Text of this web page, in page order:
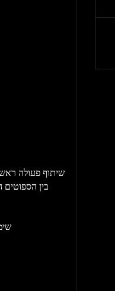
שיתוף פעולה
בין הספוטים